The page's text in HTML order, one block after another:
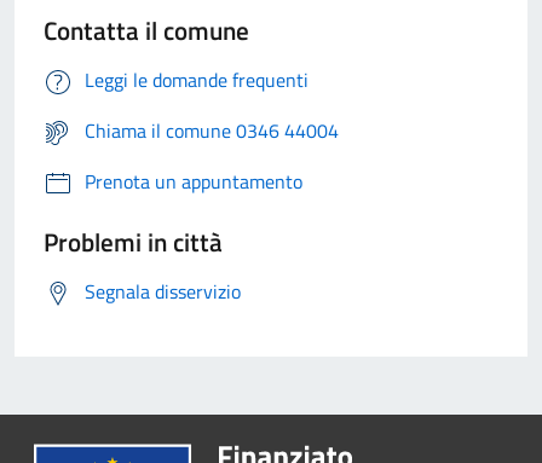
Contatta il comune
Leggi le domande frequenti
Chiama il comune 0346 44004
Prenota un appuntamento
Problemi in città
Segnala disservizio